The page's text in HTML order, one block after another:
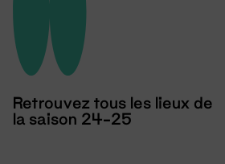
Retrouvez tous les lieux de
la saison 24-25